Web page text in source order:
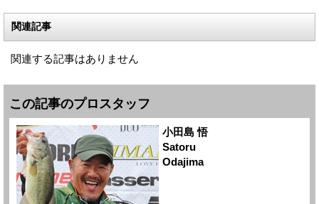
関連記事
関連する記事はありません
この記事のプロスタッフ
小田島 悟
Satoru
Odajima